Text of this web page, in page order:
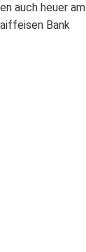
auch heuer am
Bank